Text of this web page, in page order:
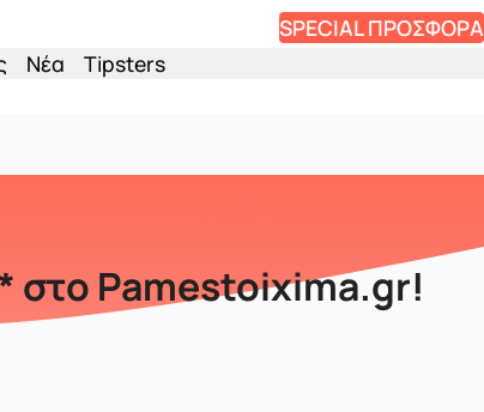
SPECIAL ΠΡΟΣΦΟΡΑ
Νέα Tipsters
στο Pamestoixima.gr!